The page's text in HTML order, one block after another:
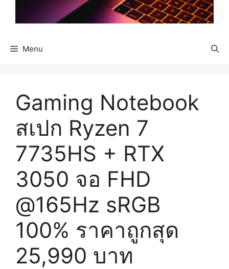
Menu
Gaming Notebook
สเปก Ryzen 7
7735HS + RTX
3050 จอ FHD
@165Hz sRGB
100% ราคาถูกสุด
25,990 บาท